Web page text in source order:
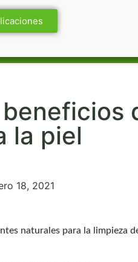
beneficios
la piel
18, 2021
naturales para la limpieza